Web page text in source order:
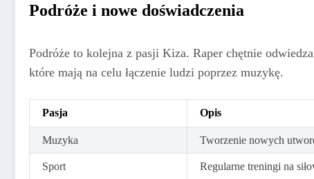
Podróże i nowe doświadczenia
Podróże to kolejna z pasji Kiza. Raper chętnie odwiedza
które mają na celu łączenie ludzi poprzez muzykę.
Pasja Opis
Muzyka Tworzenie nowych
Sport Regularne treningi na